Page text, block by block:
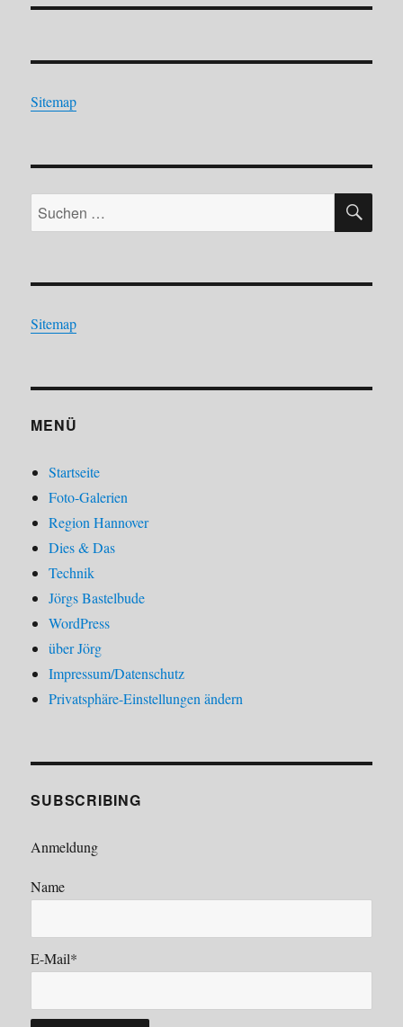
Sitemap
Suchen
nach:
Sitemap
MENÜ
Startseite
Foto-Galerien
Region Hannover
Dies & Das
Technik
Jörgs Bastelbude
WordPress
über Jörg
Impressum/Datenschutz
Privatsphäre-Einstellungen ändern
SUBSCRIBING
Anmeldung
Name
E-Mail*